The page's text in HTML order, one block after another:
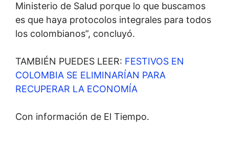
Ministerio de Salud porque lo que buscamos
es que haya protocolos integrales para todos
los colombianos”, concluyó.
TAMBIÉN PUEDES LEER: FESTIVOS EN
COLOMBIA SE ELIMINARÍAN PARA
RECUPERAR LA ECONOMÍA
Con información de El Tiempo.